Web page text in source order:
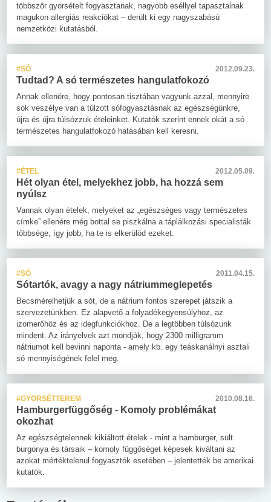
többször gyorsételt fogyasztanak, nagyobb eséllyel tapasztalnak
magukon allergiás reakciókat – derült ki egy nagyszabású
nemzetközi kutatásból.
#SÓ 2012.09.23.
Tudtad? A só természetes hangulatfokozó
Annak ellenére, hogy pontosan tisztában vagyunk azzal, mennyire
sok veszélye van a túlzott sófogyasztásnak az egészségünkre,
újra és újra túlsózzuk ételeinket. Kutatók szerint ennek okát a só
természetes hangulatfokozó hatásában kell keresni.
#ÉTEL 2012.05.09.
Hét olyan étel, melyekhez jobb, ha hozzá sem
nyúlsz
Vannak olyan ételek, melyeket az „egészséges vagy természetes
címke” ellenére még bottal se piszkálna a táplálkozási specialisták
többsége, így jobb, ha te is elkerülöd ezeket.
#SÓ 2011.04.15.
Sótartók, avagy a nagy nátriummeglepetés
Becsmérelhetjük a sót, de a nátrium fontos szerepet játszik a
szervezetünkben. Ez alapvető a folyadékegyensúlyhoz, az
izomerőhöz és az idegfunkciókhoz. De a legtöbben túlsózunk
mindent. Az irányelvek azt mondják, hogy 2300 milligramm
nátriumot kell bevinni naponta - amely kb. egy teáskanálnyi asztali
só mennyiségének felel meg.
#GYORSÉTTEREM 2010.08.16.
Hamburgerfüggőség - Komoly problémákat
okozhat
Az egészségtelennek kikiáltott ételek - mint a hamburger, sült
burgonya és társaik – komoly függőséget képesek kiváltani az
azokat mértéktelenül fogyasztók esetében – jelentették be amerikai
kutatók.